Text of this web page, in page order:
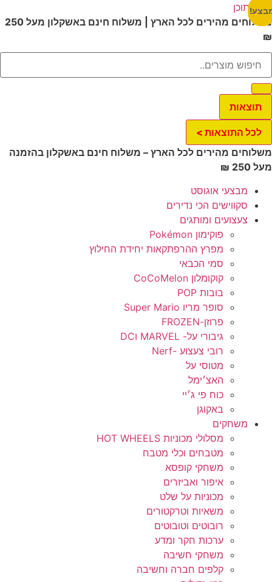
לתוכן
משלוחים מהירים לכל הארץ | משלוח חינם באשקלון מעל 250
תוצאות
לכל התוצאות >
מהירים לכל הארץ – משלוח חינם באשקלון בהזמנה
250 ₪
מבצעי אוגוסט
סקווישים הכי נדירים
צעצועים ומותגים
פוקימון Pokémon
מפרץ ההרפתקאות יחידת החילוץ
סמי הכבאי
קוקומלון CoCoMelon
בובות POP
סופר מריו Super Mario
פרוזן-FROZEN
גיבורי על- MARVEL וDC
רובי צעצוע -Nerf
מטוסי על
האצ׳ימל
כוח פי ג׳יי
באקוגן
משחקים
מסלולי מכוניות HOT WHEELS
מטבחים וכלי מטבח
משחקי קופסא
איפור ואביזרים
מכוניות על שלט
משאיות וטרקטורים
רובוטים וטובוטים
ערכות חקר ומדע
משחקי חשיבה
קלפים חברה וחשיבה